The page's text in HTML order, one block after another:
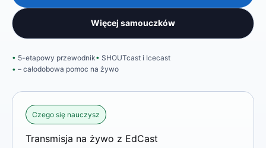
Więcej samouczków
5-etapowy przewodnik
SHOUTcast i Icecast
– całodobowa pomoc na żywo
Czego się nauczysz
Transmisja na żywo z EdCast